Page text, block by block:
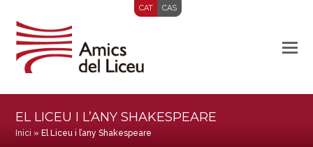
CAT CAS
EL LICEU I L’ANY SHAKESPEARE
Inici » El Liceu i l’any Shakespeare